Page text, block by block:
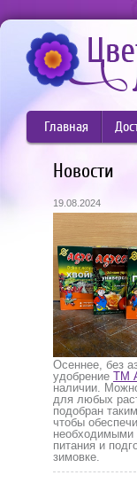
Главная
Новости
19.08.2024
Осеннее, без
удобрение ТМ
наличии.
для любых
подобран
чтобы
необходимыми
питания и
зимовке.